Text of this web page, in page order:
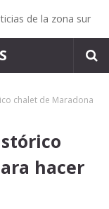
de la zona sur
chalet de Maradona
hacer